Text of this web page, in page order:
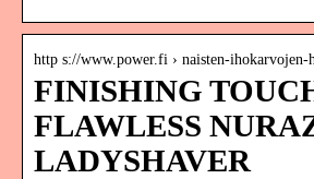
http s://www.power.fi › naisten-
FINISHING
FLAWLESS
LADYSHAVER